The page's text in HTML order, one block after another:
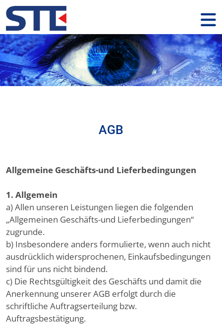
AGB
Allgemeine Geschäfts-und Lieferbedingungen
1. Allgemein
a) Allen unseren Leistungen liegen die folgenden
„Allgemeinen Geschäfts-und Lieferbedingungen“
zugrunde.
b) Insbesondere anders formulierte, wenn auch nicht
ausdrücklich widersprochenen, Einkaufsbedingungen
sind für uns nicht bindend.
c) Die Rechtsgültigkeit des Geschäfts und damit die
Anerkennung unserer AGB erfolgt durch die
schriftliche Auftragserteilung bzw.
Auftragsbestätigung.